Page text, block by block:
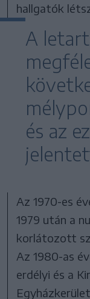
hallgatók
A
és az
Az 1970-es
1979 után a
korlátozott
Az 1980-as
erdélyi és a